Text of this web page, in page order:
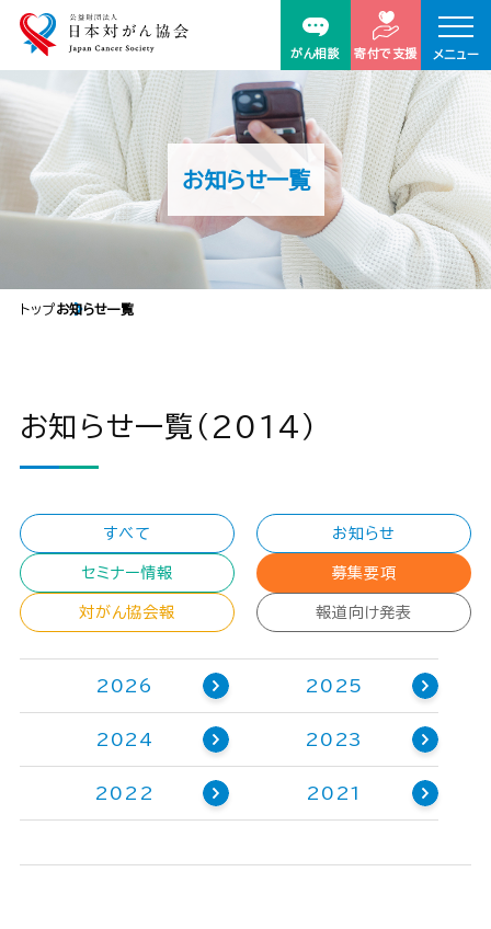
がん相談 寄付で支援 メニュー
お知らせ一覧
トップお知らせ一覧
お知らせ一覧（2014）
すべて お知らせ
セミナー情報 募集要項
対がん協会報 報道向け発表
2026 2025
2024 2023
2022 2021